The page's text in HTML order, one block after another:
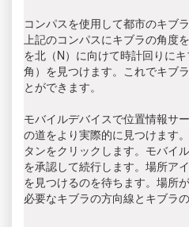
コンパスを使用して都市のキブ
上記のコンパスにキブラの角度
を北（N）に向けて時計回りに
角）を見つけます。これでキブ
とができます。
モバイルデバイスで位置情報サ
の道をより実際的に見つけます
タンをクリックします。モバイ
を承認して続行します。場所ア
を見つけるのを待ちます。場所
必要なキブラの方向線とキブラ